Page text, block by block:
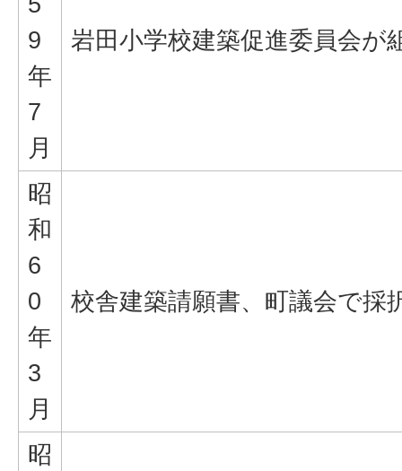
9
年
7
月
岩田小学校建築促進委員会が
昭
和
6
0
年
3
月
校舎建築請願書、町議会で採
昭